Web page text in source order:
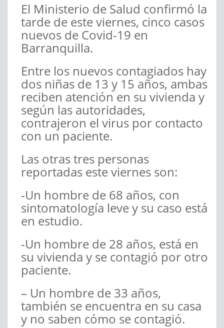
El Ministerio de Salud confirmó la
tarde de este viernes, cinco casos
nuevos de Covid-19 en
Barranquilla.
Entre los nuevos contagiados hay
dos niñas de 13 y 15 años, ambas
reciben atención en su vivienda y
según las autoridades,
contrajeron el virus por contacto
con un paciente.
Las otras tres personas
reportadas este viernes son:
-Un hombre de 68 años, con
sintomatología leve y su caso está
en estudio.
-Un hombre de 28 años, está en
su vivienda y se contagió por otro
paciente.
– Un hombre de 33 años,
también se encuentra en su casa
y no saben cómo se contagió.